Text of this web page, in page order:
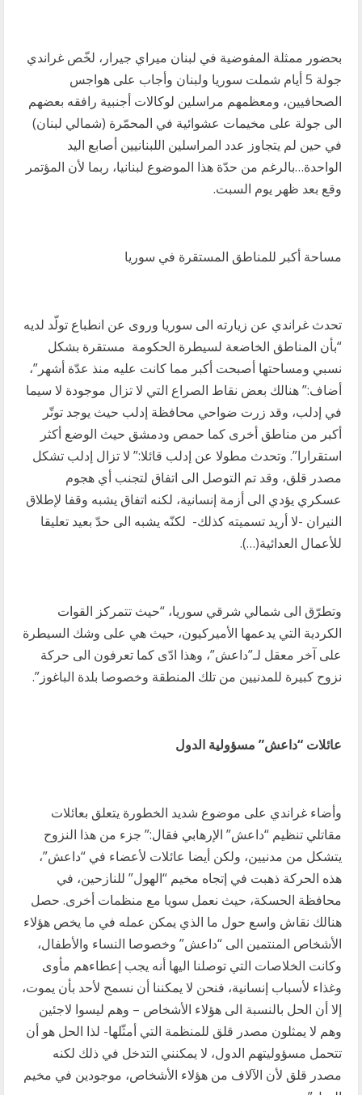
بحضور ممثلة المفوضية في لبنان ميراي جيرار، لخّص غراندي
جولة 5 أيام شملت سوريا ولبنان وأجاب على هواجس
الصحافيين، ومعظمهم مراسلين لوكالات أجنبية رافقه بعضهم
الى جولة على مخيمات عشوائية في المحمّرة (شمالي لبنان)
في حين لم يتجاوز عدد المراسلين اللبنانيين أصابع اليد
الواحدة…بالرغم من حدّة هذا الموضوع لبنانيا، ربما لأن المؤتمر
وقع بعد ظهر يوم السبت.
مساحة أكبر للمناطق المستقرة في سوريا
تحدث غراندي عن زيارته الى سوريا وروى عن انطباع تولّد لديه
“بأن المناطق الخاضعة لسيطرة الحكومة مستقرة بشكل
نسبي ومساحتها أصبحت أكبر مما كانت عليه منذ عدّة أشهر”،
أضاف:” هنالك بعض نقاط الصراع التي لا تزال موجودة لا سيما
في إدلب، وقد زرت ضواحي محافظة إدلب حيث يوجد توتّر
أكبر من مناطق أخرى كما حمص ودمشق حيث الوضع أكثر
استقرارا”. وتحدث مطولا عن إدلب قائلا:” لا تزال إدلب تشكل
مصدر قلق، وقد تم التوصل الى اتفاق لتجنب أي هجوم
عسكري يؤدي الى أزمة إنسانية، لكنه اتفاق يشبه وقفا لإطلاق
النيران -لا أريد تسميته كذلك- لكنّه يشبه الى حدّ بعيد تعليقا
للأعمال العدائية(…).
وتطرّق الى شمالي شرقي سوريا، “حيث تتمركز القوات
الكردية التي يدعمها الأميركيون، حيث هي على وشك السيطرة
على آخر معقل لـ”داعش”، وهذا ادّى كما تعرفون الى حركة
نزوح كبيرة للمدنيين من تلك المنطقة وخصوصا بلدة الباغوز”.
عائلات “داعش” مسؤولية الدول
وأضاء غراندي على موضوع شديد الخطورة يتعلق بعائلات
مقاتلي تنظيم “داعش” الإرهابي فقال:” جزء من هذا النزوح
يتشكل من مدنيين، ولكن أيضا عائلات لأعضاء في “داعش”،
هذه الحركة ذهبت في إتجاه مخيم “الهول” للنازحين، في
محافظة الحسكة، حيث نعمل سويا مع منظمات أخرى. حصل
هنالك نقاش واسع حول ما الذي يمكن عمله في ما يخص هؤلاء
الأشخاص المنتمين الى “داعش” وخصوصا النساء والأطفال،
وكانت الخلاصات التي توصلنا اليها أنه يجب إعطاءهم مأوى
وغذاء لأسباب إنسانية، فنحن لا يمكننا أن نسمح لأحد بأن يموت،
إلا أن الحل بالنسبة الى هؤلاء الأشخاص – وهم ليسوا لاجئين
وهم لا يمثلون مصدر قلق للمنظمة التي أمثّلها- لذا الحل هو أن
تتحمل مسؤوليتهم الدول، لا يمكنني التدخل في ذلك لكنه
مصدر قلق لأن الآلاف من هؤلاء الأشخاص، موجودين في مخيم